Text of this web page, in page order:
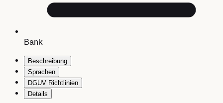
Bank
Beschreibung
Sprachen
DGUV Richtlinien
Details